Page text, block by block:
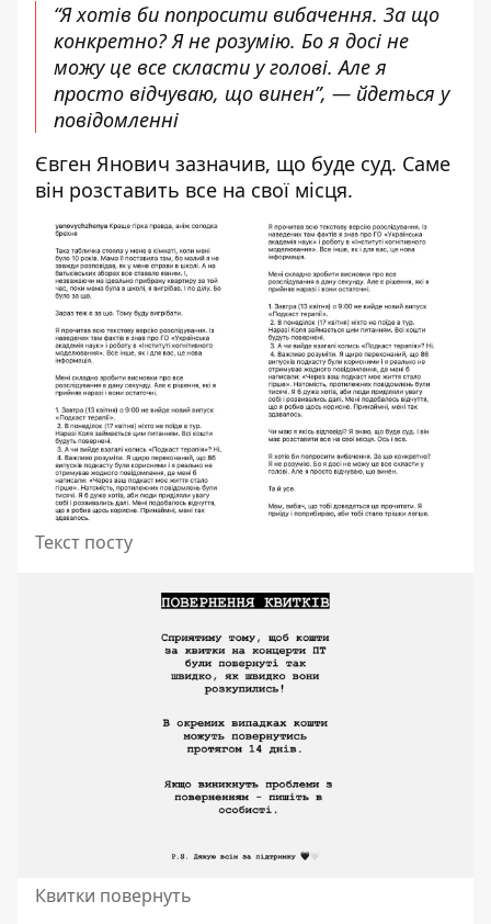
“Я хотів би попросити вибачення. За що
конкретно? Я не розумію. Бо я досі не
можу це все скласти у голові. Але я
просто відчуваю, що винен”, — йдеться у
повідомленні
Євген Янович зазначив, що буде суд. Саме
він розставить все на свої місця.
Текст посту
Квитки повернуть